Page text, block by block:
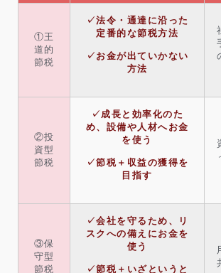
①王
道的
節税
✓法令・通達に沿った
定番的な節税方法
✓お金が出ていかない
方法
②投
資型
節税
✓成長と効率化のた
め、設備や人材へお金
を使う
✓節税＋収益の獲得を
目指す
③保
守型
節税
✓会社を守るため、リ
スクへの備えにお金を
使う
✓節税＋いざというと